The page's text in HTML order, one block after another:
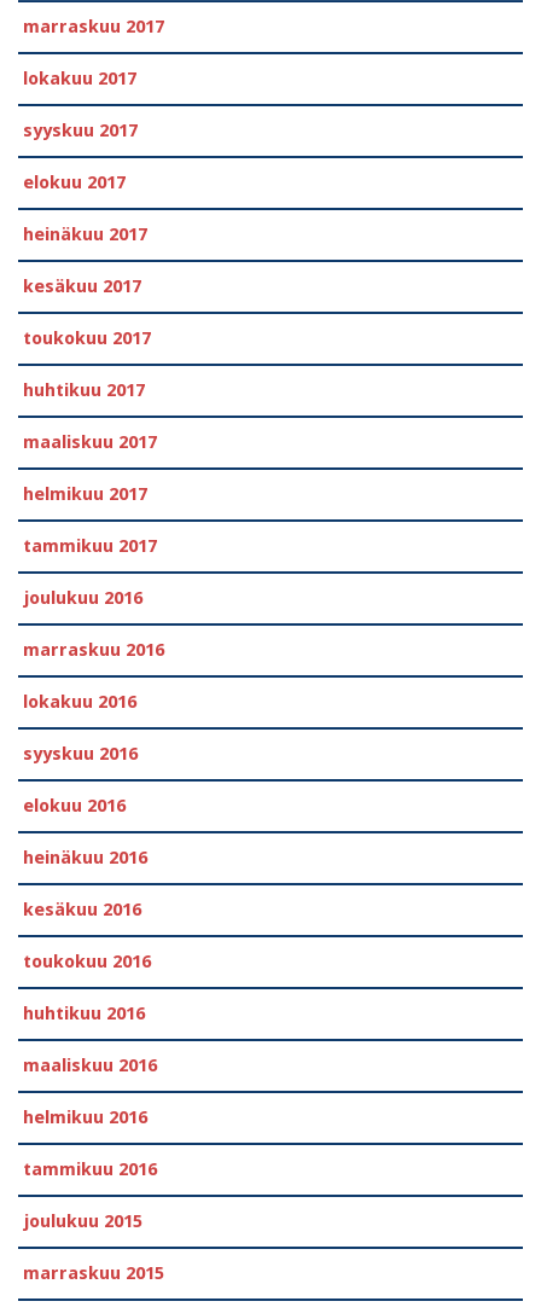
marraskuu 2017
lokakuu 2017
syyskuu 2017
elokuu 2017
heinäkuu 2017
kesäkuu 2017
toukokuu 2017
huhtikuu 2017
maaliskuu 2017
helmikuu 2017
tammikuu 2017
joulukuu 2016
marraskuu 2016
lokakuu 2016
syyskuu 2016
elokuu 2016
heinäkuu 2016
kesäkuu 2016
toukokuu 2016
huhtikuu 2016
maaliskuu 2016
helmikuu 2016
tammikuu 2016
joulukuu 2015
marraskuu 2015